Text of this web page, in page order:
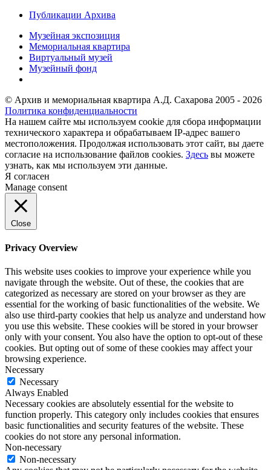
Публикации Архива
Музейная экспозиция
Мемориальная квартира
Виртуальный музей
Музейный фонд
© Архив и мемориальная квартира А.Д. Сахарова 2005 - 2026
Политика конфиденциальности
На нашем сайте мы используем cookie для сбора информации
технического характера и обрабатываем IP-адрес вашего
местоположения. Продолжая использовать этот сайт, вы даете
согласие на использование файлов cookies. Здесь вы можете
узнать, как мы используем эти данные.
Я согласен
Manage consent
Close
Privacy Overview
This website uses cookies to improve your experience while you
navigate through the website. Out of these, the cookies that are
categorized as necessary are stored on your browser as they are
essential for the working of basic functionalities of the website. We
also use third-party cookies that help us analyze and understand how
you use this website. These cookies will be stored in your browser
only with your consent. You also have the option to opt-out of these
cookies. But opting out of some of these cookies may affect your
browsing experience.
Necessary
Necessary
Always Enabled
Necessary cookies are absolutely essential for the website to
function properly. This category only includes cookies that ensures
basic functionalities and security features of the website. These
cookies do not store any personal information.
Non-necessary
Non-necessary